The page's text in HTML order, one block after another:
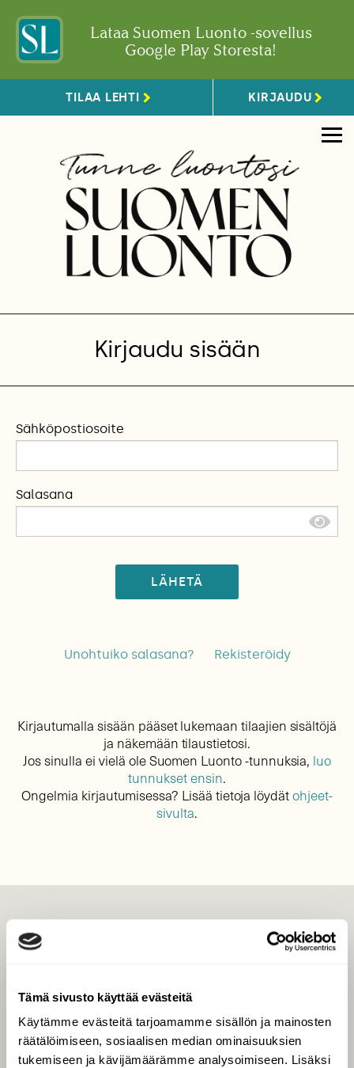
Tämä sivusto käyttää evästeitä
Käytämme evästeitä tarjoamamme sisällön ja mainosten
räätälöimiseen, sosiaalisen median ominaisuuksien
tukemiseen ja kävijämäärämme analysoimiseen. Lisäksi
Lataa Suomen Luonto -sovellus
Google Play Storesta!
TILAA LEHTI KIRJAUDU
Kirjaudu sisään
Sähköpostiosoite
Salasana
LÄHETÄ
Unohtuiko salasana? Rekisteröidy
Kirjautumalla sisään pääset lukemaan tilaajien sisältöjä
ja näkemään tilaustietosi.
Jos sinulla ei vielä ole Suomen Luonto -tunnuksia, luo
tunnukset ensin.
Ongelmia kirjautumisessa? Lisää tietoja löydätohjeet-
sivulta.
Tilaa digilukuoikeus
Äänestä parasta juttua
Tilaa uutiskirje